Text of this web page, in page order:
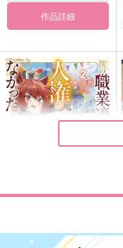
サンプル
作品詳細
がなかったらしい 2